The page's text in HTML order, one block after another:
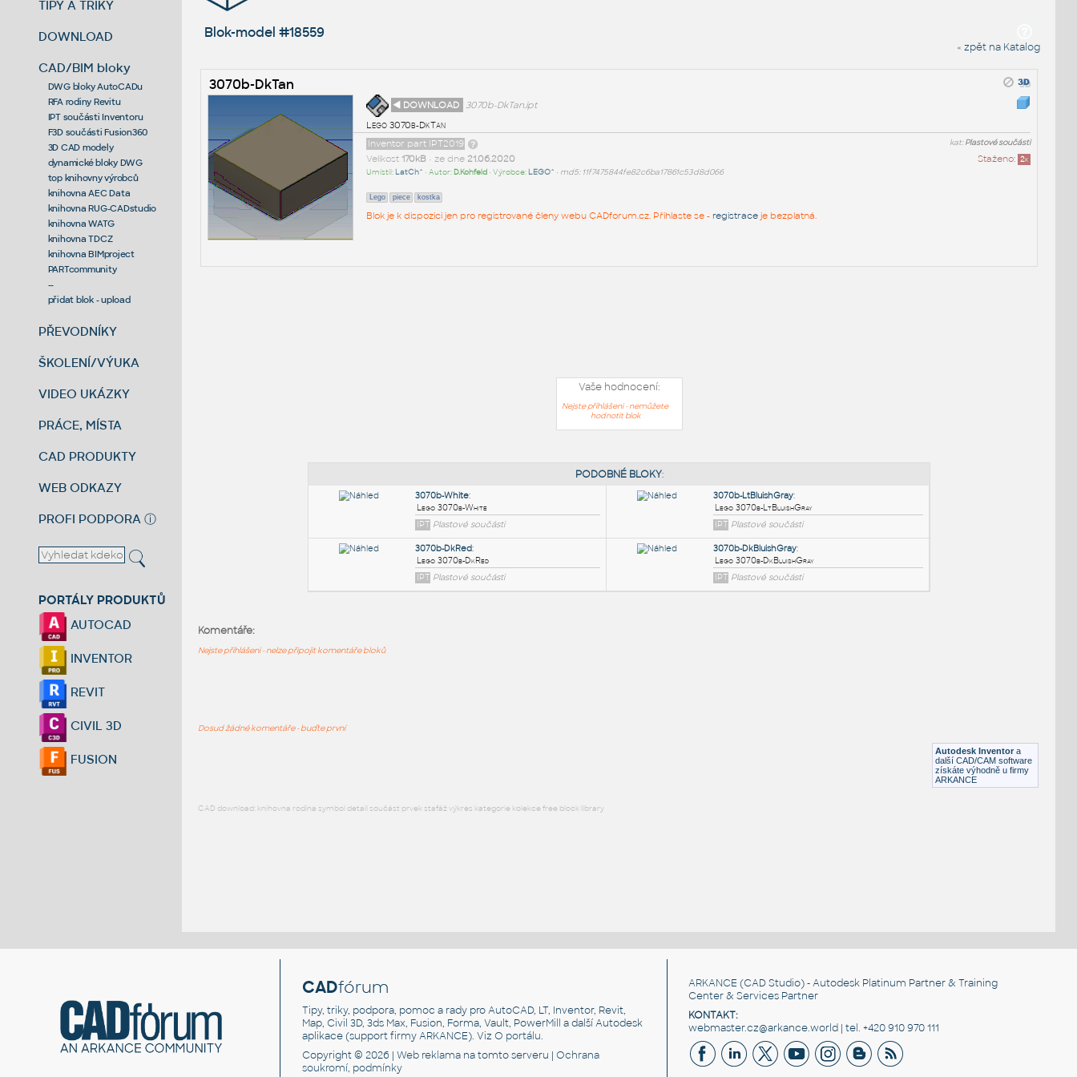
TIPY A TRIKY
DOWNLOAD
CAD/BIM bloky
DWG bloky AutoCADu
RFA rodiny Revitu
IPT součásti Inventoru
F3D součásti Fusion360
3D CAD modely
dynamické bloky DWG
top knihovny výrobců
knihovna AEC Data
knihovna RUG-CADstudio
knihovna WATG
knihovna TDCZ
knihovna BIMproject
PARTcommunity
--
přidat blok - upload
PŘEVODNÍKY
ŠKOLENÍ/VÝUKA
VIDEO UKÁZKY
PRÁCE, MÍSTA
CAD PRODUKTY
WEB ODKAZY
PROFI PODPORA ⓘ
PORTÁLY PRODUKTŮ
AUTOCAD
INVENTOR
REVIT
CIVIL 3D
FUSION
Blok-model #18559
« zpět na Katalog
3070b-DkTan
◄ DOWNLOAD
3070b-DkTan.ipt
Lego 3070b-DkTan
kat:Plastové součásti
Inventor part IPT2019
Staženo: 2x
Velikost 170kB• ze dne 21.06.2020
Umístil: LatCh^ • Autor: D.Kohfeld• Výrobce: LEGO^ • md5: 11f7475844fe82c6ba17861c53d8d066
Lego piece kostka
Blok je k dispozici jen pro registrované členy webu CADforum.cz. Přihlaste se - registraceje bezplatná.
Vaše hodnocení:
Nejste přihlášeni - nemůžete
hodnotit blok
Plastové součásti
Autodesk Inventor a
další CAD/CAM software
získáte výhodně u firmy
ARKANCE
Komentáře:
Nejste přihlášeni - nelze připojit komentáře bloků
Dosud žádné komentáře - buďte první
CAD download: knihovna rodina symbol detail součást prvek stafáž výkres kategorie kolekce free block library
CADfórum
Tipy, triky, podpora, pomoc a rady pro AutoCAD, LT, Inventor, Revit,
Map, Civil 3D, 3ds Max, Fusion, Forma, Vault, PowerMill a další Autodesk
aplikace (support firmy ARKANCE). VizO portálu.
Copyright © 2026 |Web reklama na tomto serveru |Ochrana
soukromí, podmínky
ARKANCE (CAD Studio) - Autodesk Platinum Partner & Training
Center & Services Partner
KONTAKT:
webmaster.cz@arkance.world | tel. +420 910 970 111